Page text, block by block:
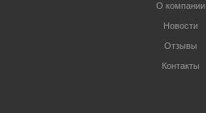
О компании
Новости
Отзывы
Контакты